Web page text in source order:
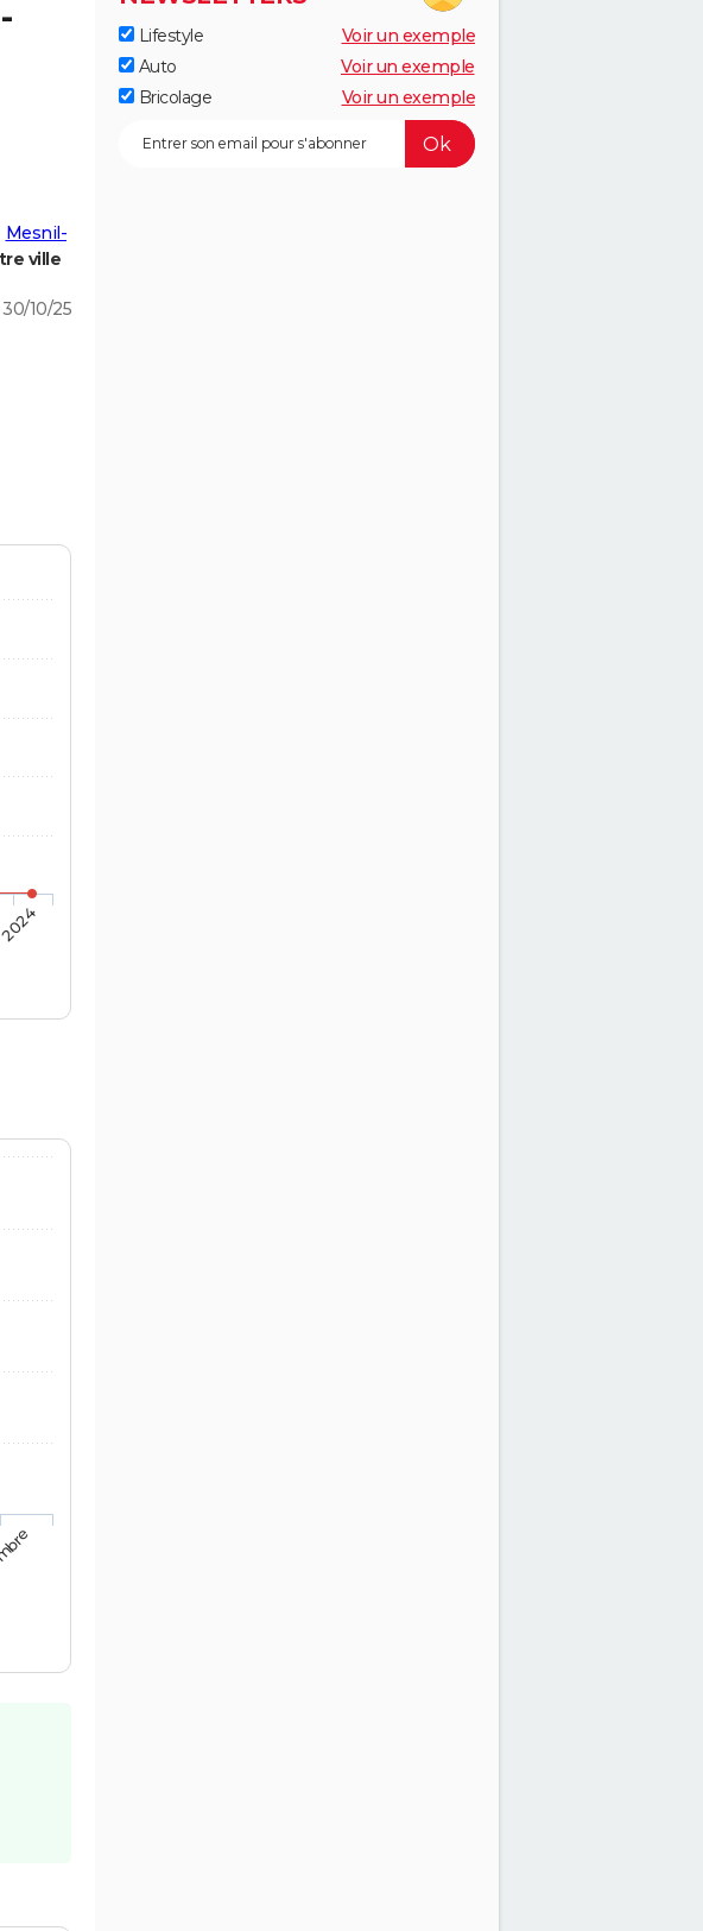
Mesnil-
ville
10/25
2024
Lifestyle
Voir un exemple
Auto
Voir un exemple
Bricolage
Voir un exemple